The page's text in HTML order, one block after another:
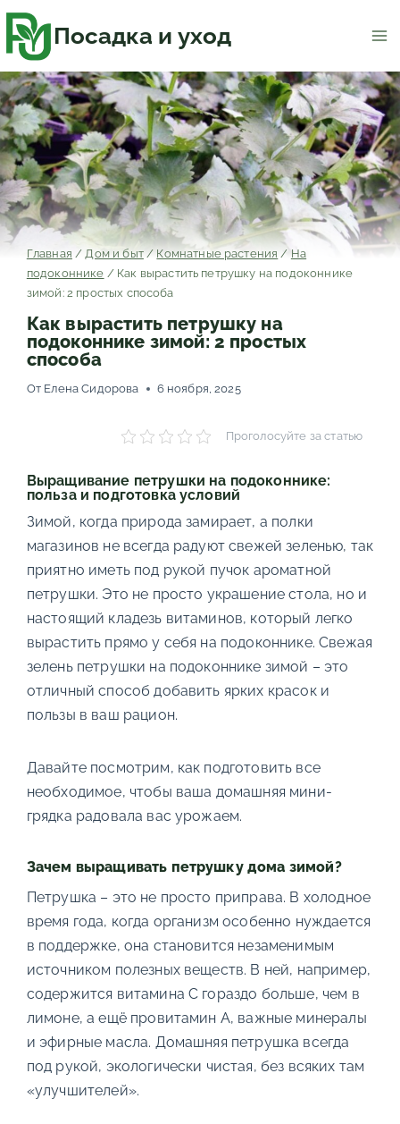
содержимомуПосадка и уход
Главная / Дом и быт / Комнатные растения / На
подоконнике / Как вырастить петрушку на подоконнике
зимой: 2 простых способа
Как вырастить петрушку на
подоконнике зимой: 2 простых
способа
От Елена Сидорова 6 ноября, 2025
Проголосуйте за статью
Выращивание петрушки на подоконнике:
польза и подготовка условий
Зимой, когда природа замирает, а полки
магазинов не всегда радуют свежей зеленью, так
приятно иметь под рукой пучок ароматной
петрушки. Это не просто украшение стола, но и
настоящий кладезь витаминов, который легко
вырастить прямо у себя на подоконнике. Свежая
зелень петрушки на подоконнике зимой – это
отличный способ добавить ярких красок и
пользы в ваш рацион.
Давайте посмотрим, как подготовить все
необходимое, чтобы ваша домашняя мини-
грядка радовала вас урожаем.
Зачем выращивать петрушку дома зимой?
Петрушка – это не просто приправа. В холодное
время года, когда организм особенно нуждается
в поддержке, она становится незаменимым
источником полезных веществ. В ней, например,
содержится витамина C гораздо больше, чем в
лимоне, а ещё провитамин А, важные минералы
и эфирные масла. Домашняя петрушка всегда
под рукой, экологически чистая, без всяких там
«улучшителей».